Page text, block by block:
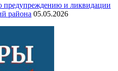
предупреждению и ликвидации
района 05.05.2026